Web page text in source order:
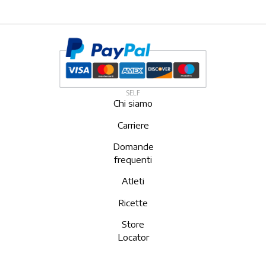
SELF
Chi siamo
Carriere
Domande
frequenti
Atleti
Ricette
Store
Locator